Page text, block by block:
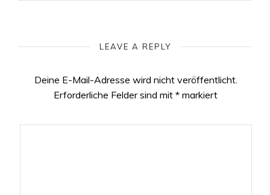
LEAVE A REPLY
Deine E-Mail-Adresse wird nicht veröffentlicht.
Erforderliche Felder sind mit* markiert